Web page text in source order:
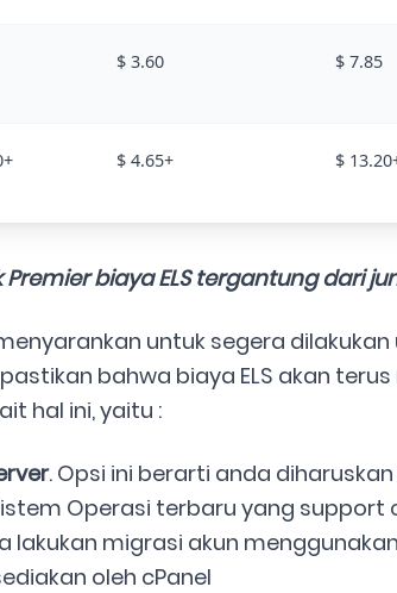
$ 3.60 $ 7.85
$ 4.65+ $
Premier biaya ELS tergantung dari
untuk segera
bahwa biaya ELS akan
hal ini, yaitu :
. Opsi ini berarti anda
Operasi terbaru yang support
lakukan migrasi akun
oleh cPanel